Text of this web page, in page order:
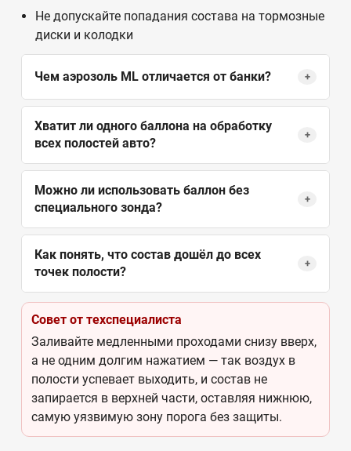
Не допускайте попадания состава на тормозные
диски и колодки
Чем аэрозоль ML отличается от банки? +
Хватит ли одного баллона на обработку
всех полостей авто?
+
Можно ли использовать баллон без
специального зонда?
+
Как понять, что состав дошёл до всех
точек полости?
+
Совет от техспециалиста
Заливайте медленными проходами снизу вверх,
а не одним долгим нажатием — так воздух в
полости успевает выходить, и состав не
запирается в верхней части, оставляя нижнюю,
самую уязвимую зону порога без защиты.